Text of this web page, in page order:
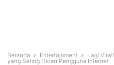
Beranda Entertainment
Lagi
yang Sering Dicari Pengguna Internet